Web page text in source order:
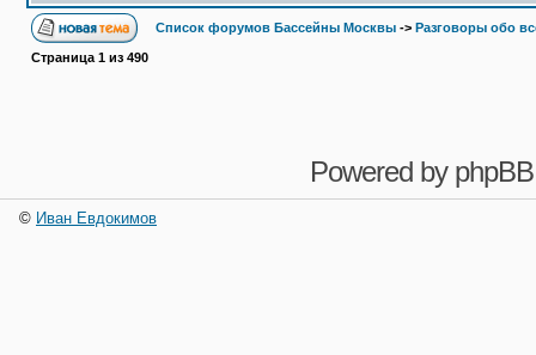
Список форумов Бассейны Москвы -> Разговоры обо
Страница 1 из 490
Powered by phpBB
© Иван Евдокимов